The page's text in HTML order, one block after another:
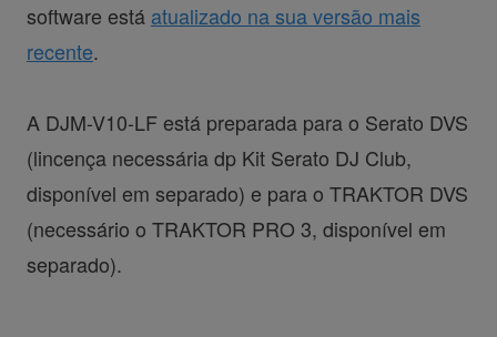
software está atualizado na sua versão mais
recente.
A DJM-V10-LF está preparada para o Serato DVS
(lincença necessária dp Kit Serato DJ Club,
disponível em separado) e para o TRAKTOR DVS
(necessário o TRAKTOR PRO 3, disponível em
separado).